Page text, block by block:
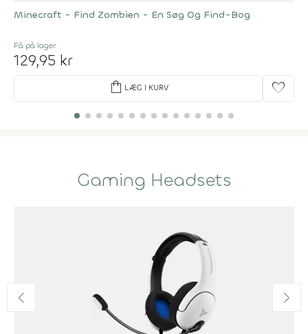
Minecraft - Find Zombien - En Søg Og Find-Bog
Få på lager
129,95 kr
shopping_bag LÆG I KURV favorite
Gaming Headsets